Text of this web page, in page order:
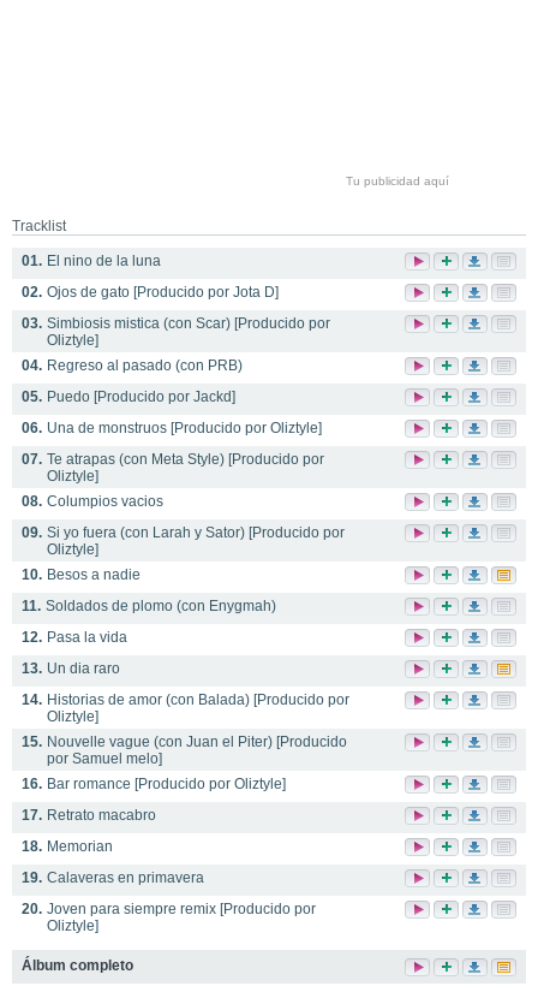
Tu publicidad aquí
Tracklist
01. El nino de la luna
02. Ojos de gato [Producido por Jota D]
03. Simbiosis mistica (con Scar) [Producido por
Oliztyle]
04. Regreso al pasado (con PRB)
05. Puedo [Producido por Jackd]
06. Una de monstruos [Producido por Oliztyle]
07. Te atrapas (con Meta Style) [Producido por
Oliztyle]
08. Columpios vacios
09. Si yo fuera (con Larah y Sator) [Producido por
Oliztyle]
10. Besos a nadie
11. Soldados de plomo (con Enygmah)
12. Pasa la vida
13. Un dia raro
14. Historias de amor (con Balada) [Producido por
Oliztyle]
15. Nouvelle vague (con Juan el Piter) [Producido
por Samuel melo]
16. Bar romance [Producido por Oliztyle]
17. Retrato macabro
18. Memorian
19. Calaveras en primavera
20. Joven para siempre remix [Producido por
Oliztyle]
Álbum completo